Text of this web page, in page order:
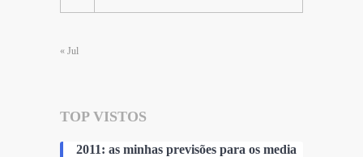
« Jul
TOP VISTOS
2011: as minhas previsões para os media